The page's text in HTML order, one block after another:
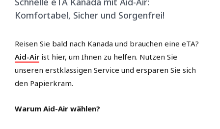
Komfortabel, Sicher und Sorgenfrei!
Reisen Sie bald nach Kanada und brauchen eine eTA?
Aid-Airist hier, um Ihnen zu helfen. Nutzen Sie
unseren erstklassigen Service und ersparen Sie sich
den Papierkram.
Warum Aid-Air wählen?